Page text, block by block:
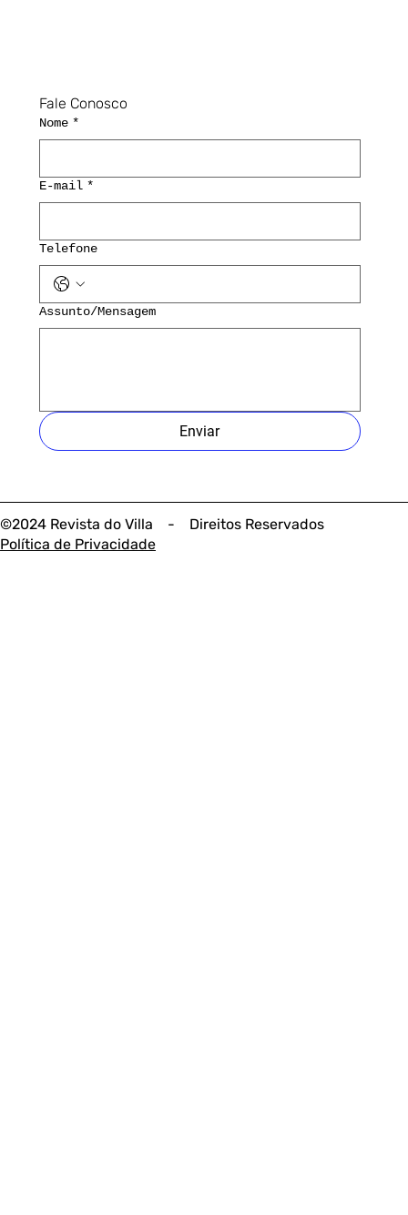
©2024 Revista do Villa - Direitos Reservados
Política de Privacidade
Fale Conosco
Nome *
E-mail *
Telefone
Assunto/Mensagem
Enviar